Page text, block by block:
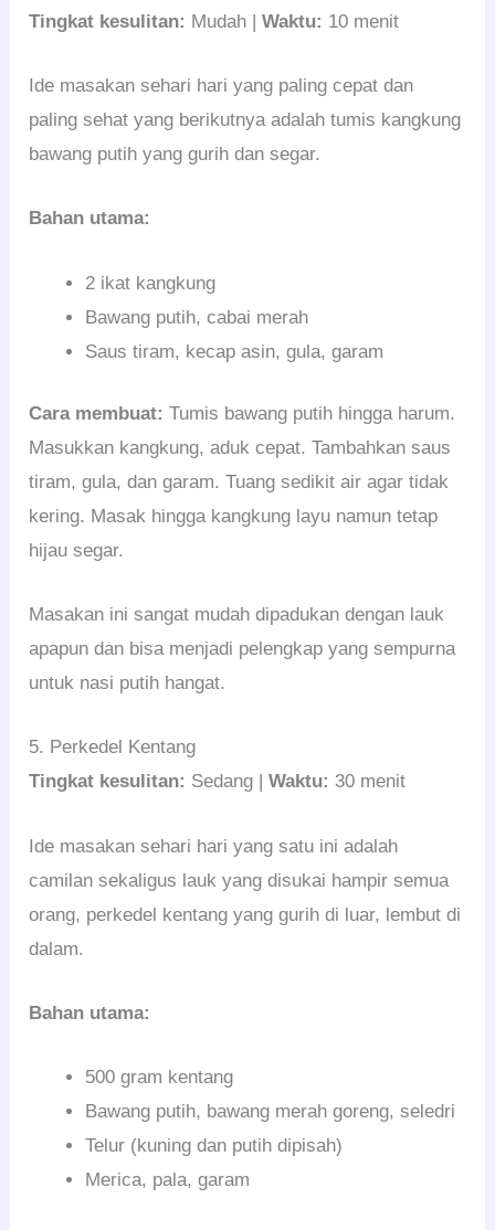
Tingkat kesulitan: Mudah |Waktu: 10 menit
Ide masakan sehari hari yang paling cepat dan
paling sehat yang berikutnya adalah tumis kangkung
bawang putih yang gurih dan segar.
Bahan utama:
2 ikat kangkung
Bawang putih, cabai merah
Saus tiram, kecap asin, gula, garam
Cara membuat: Tumis bawang putih hingga harum.
Masukkan kangkung, aduk cepat. Tambahkan saus
tiram, gula, dan garam. Tuang sedikit air agar tidak
kering. Masak hingga kangkung layu namun tetap
hijau segar.
Masakan ini sangat mudah dipadukan dengan lauk
apapun dan bisa menjadi pelengkap yang sempurna
untuk nasi putih hangat.
5. Perkedel Kentang
Tingkat kesulitan: Sedang |Waktu: 30 menit
Ide masakan sehari hari yang satu ini adalah
camilan sekaligus lauk yang disukai hampir semua
orang, perkedel kentang yang gurih di luar, lembut di
dalam.
Bahan utama:
500 gram kentang
Bawang putih, bawang merah goreng, seledri
Telur (kuning dan putih dipisah)
Merica, pala, garam